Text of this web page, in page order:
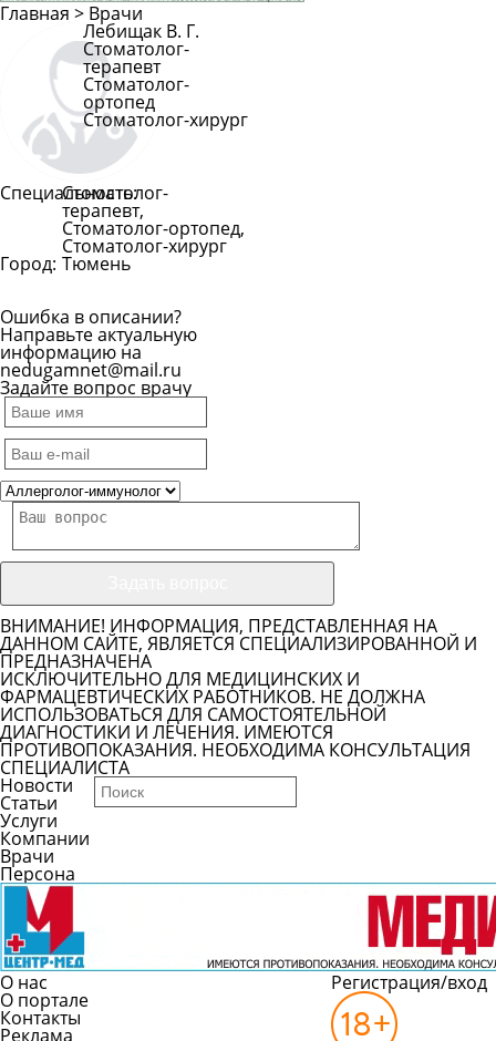
Главная > Врачи
Лебищак В. Г.
Стоматолог-
терапевт
Стоматолог-
ортопед
Стоматолог-хирург
Специальность:
Стоматолог-
терапевт,
Стоматолог-ортопед,
Стоматолог-хирург
Город: Тюмень
Ошибка в описании?
Направьте актуальную
информацию на
nedugamnet@mail.ru
Задайте вопрос врачу
ВНИМАНИЕ! ИНФОРМАЦИЯ, ПРЕДСТАВЛЕННАЯ НА
ДАННОМ САЙТЕ, ЯВЛЯЕТСЯ СПЕЦИАЛИЗИРОВАННОЙ И
ПРЕДНАЗНАЧЕНА
ИСКЛЮЧИТЕЛЬНО ДЛЯ МЕДИЦИНСКИХ И
ФАРМАЦЕВТИЧЕСКИХ РАБОТНИКОВ. НЕ ДОЛЖНА
ИСПОЛЬЗОВАТЬСЯ ДЛЯ САМОСТОЯТЕЛЬНОЙ
ДИАГНОСТИКИ И ЛЕЧЕНИЯ. ИМЕЮТСЯ
ПРОТИВОПОКАЗАНИЯ. НЕОБХОДИМА КОНСУЛЬТАЦИЯ
СПЕЦИАЛИСТА
Новости
Статьи
Услуги
Компании
Врачи
Персона
О нас
О портале
Контакты
Реклама
Регистрация/вход